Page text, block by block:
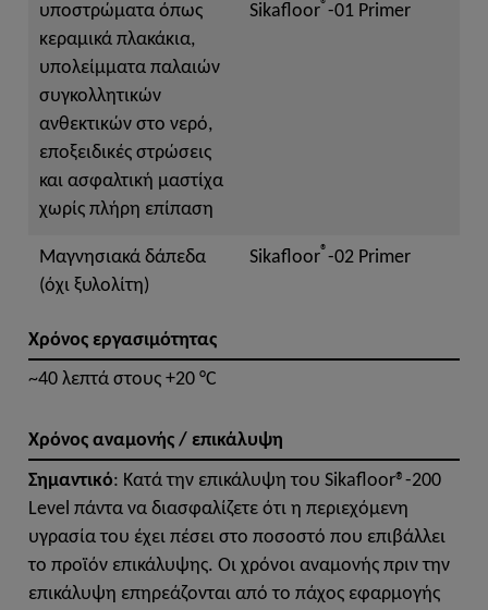
υποστρώματα όπως
κεραμικά πλακάκια,
υπολείμματα παλαιών
συγκολλητικών
ανθεκτικών στο νερό,
εποξειδικές στρώσεις
και ασφαλτική μαστίχα
χωρίς πλήρη επίπαση
Sikafloor®-01 Primer
Μαγνησιακά δάπεδα
(όχι ξυλολίτη)
Sikafloor®-02 Primer
Χρόνος εργασιμότητας
~40 λεπτά στους +20 °C
Χρόνος αναμονής / επικάλυψη
Σημαντικό: Κατά την επικάλυψη του Sikafloor®-200
Level πάντα να διασφαλίζετε ότι η περιεχόμενη
υγρασία του έχει πέσει στο ποσοστό που επιβάλλει
το προϊόν επικάλυψης. Οι χρόνοι αναμονής πριν την
επικάλυψη επηρεάζονται από το πάχος εφαρμογής